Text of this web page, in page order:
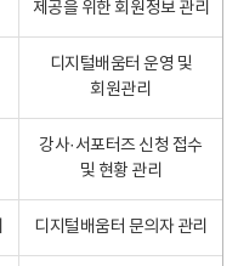
제공을 위한 회원정보 관리
디지털배움터 운영 및
회원관리
강사·서포터즈 신청 접수
및 현황 관리
디지털배움터 문의자 관리